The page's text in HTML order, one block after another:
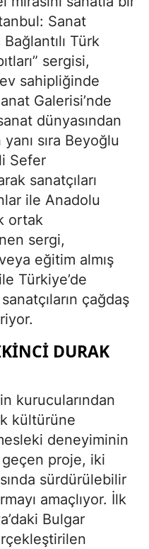
Sanat
Türk
sergisi,
sahipliğinde
Galerisi’nde
dünyasından
sıra Beyoğlu
Sefer
sanatçıları
ile Anadolu
ortak
sergi,
eğitim almış
Türkiye’de
çağdaş
DURAK
kurucularından
kültürüne
deneyiminin
proje, iki
sürdürülebilir
amaçlıyor. İlk
Bulgar